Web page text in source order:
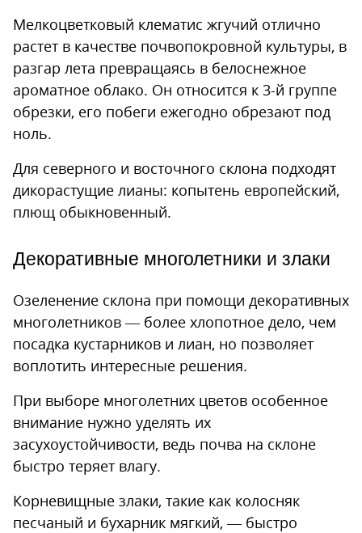
Мелкоцветковый клематис жгучий отлично
растет в качестве почвопокровной культуры, в
разгар лета превращаясь в белоснежное
ароматное облако. Он относится к 3-й группе
обрезки, его побеги ежегодно обрезают под
ноль.
Для северного и восточного склона подходят
дикорастущие лианы: копытень европейский,
плющ обыкновенный.
Декоративные многолетники и злаки
Озеленение склона при помощи декоративных
многолетников — более хлопотное дело, чем
посадка кустарников и лиан, но позволяет
воплотить интересные решения.
При выборе многолетних цветов особенное
внимание нужно уделять их
засухоустойчивости, ведь почва на склоне
быстро теряет влагу.
Корневищные злаки, такие как колосняк
песчаный и бухарник мягкий, — быстро